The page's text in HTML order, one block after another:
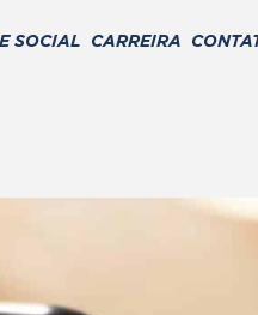
SOCIAL CARREIRA